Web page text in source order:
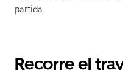
partida.
Recorre el